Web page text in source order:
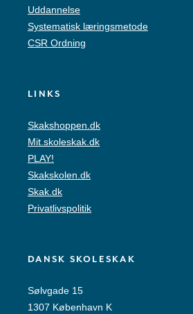
Uddannelse
Systematisk læringsmetode
CSR Ordning
LINKS
Skakshoppen.dk
Mit.skoleskak.dk
PLAY!
Skakskolen.dk
Skak.dk
Privatlivspolitik
DANSK SKOLESKAK
Sølvgade 15
1307 København K